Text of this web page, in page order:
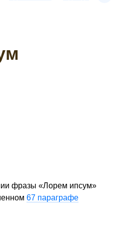
фразы «Лорем ипсум»
67 параграфе